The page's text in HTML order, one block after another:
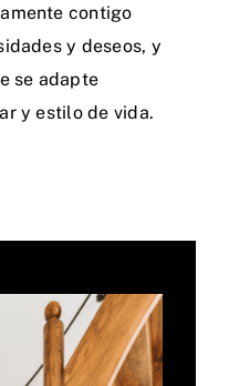
contigo
y deseos, y
se adapte
y estilo de vida.